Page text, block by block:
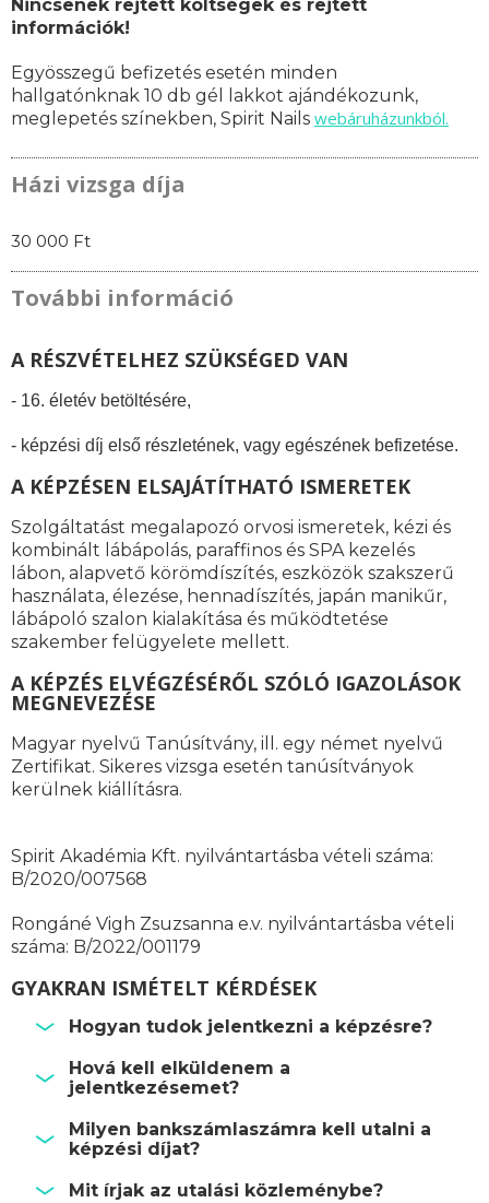
Nincsenek rejtett költségek és rejtett
információk!
Egyösszegű befizetés esetén minden
hallgatónknak 10 db gél lakkot ajándékozunk,
meglepetés színekben, Spirit Nails webáruházunkból.
Házi vizsga díja
30 000 Ft
További információ
A RÉSZVÉTELHEZ SZÜKSÉGED VAN
- 16. életév betöltésére,
- képzési díj első részletének, vagy egészének befizetése.
A KÉPZÉSEN ELSAJÁTÍTHATÓ ISMERETEK
Szolgáltatást megalapozó orvosi ismeretek, kézi és
kombinált lábápolás, paraffinos és SPA kezelés
lábon, alapvető körömdíszítés, eszközök szakszerű
használata, élezése, hennadíszítés, japán manikűr,
lábápoló szalon kialakítása és működtetése
szakember felügyelete mellett.
A KÉPZÉS ELVÉGZÉSÉRŐL SZÓLÓ IGAZOLÁSOK
MEGNEVEZÉSE
Magyar nyelvű Tanúsítvány, ill. egy német nyelvű
Zertifikat. Sikeres vizsga esetén tanúsítványok
kerülnek kiállításra.
Spirit Akadémia Kft. nyilvántartásba vételi száma:
B/2020/007568
Rongáné Vigh Zsuzsanna e.v. nyilvántartásba vételi
száma: B/2022/001179
GYAKRAN ISMÉTELT KÉRDÉSEK
Hogyan tudok jelentkezni a képzésre?
Hová kell elküldenem a
jelentkezésemet?
Milyen bankszámlaszámra kell utalni a
képzési díjat?
Mit írjak az utalási közleménybe?